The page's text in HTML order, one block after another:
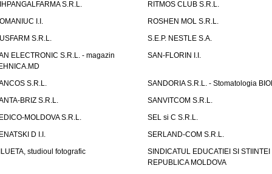
S.R.L.
RITMOS CLUB S.R.L.
I.I.
ROSHEN MOL S.R.L.
S.R.L.
S.E.P. NESTLE S.A.
ELECTRONIC S.R.L. - magazin
SAN-FLORIN I.I.
S.R.L.
SANDORIA S.R.L. - Stomatologia
BRIZ S.R.L.
SANVITCOM S.R.L.
MOLDOVA S.R.L.
SEL si C S.R.L.
D I.I.
SERLAND-COM S.R.L.
studioul fotografic
SINDICATUL EDUCATIEI SI STIINTEI
REPUBLICA MOLDOVA